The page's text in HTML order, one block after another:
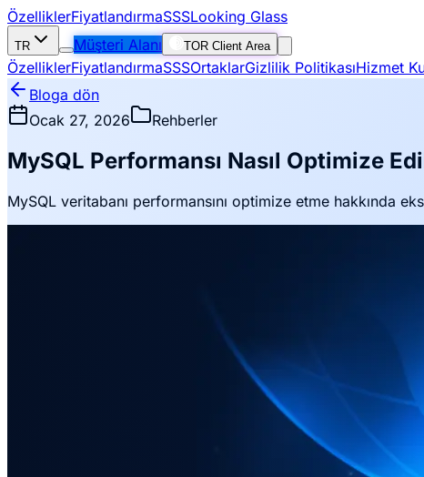
ÖzelliklerFiyatlandırmaSSSLooking Glass
TR Müşteri Alanı TOR Client Area
ÖzelliklerFiyatlandırmaSSSOrtaklarGizlilik PolitikasıHizmet
Bloga dön
Ocak 27, 2026
Rehberler
MySQL Performansı Nasıl Optimize
MySQL veritabanı performansını optimize etme hakkında